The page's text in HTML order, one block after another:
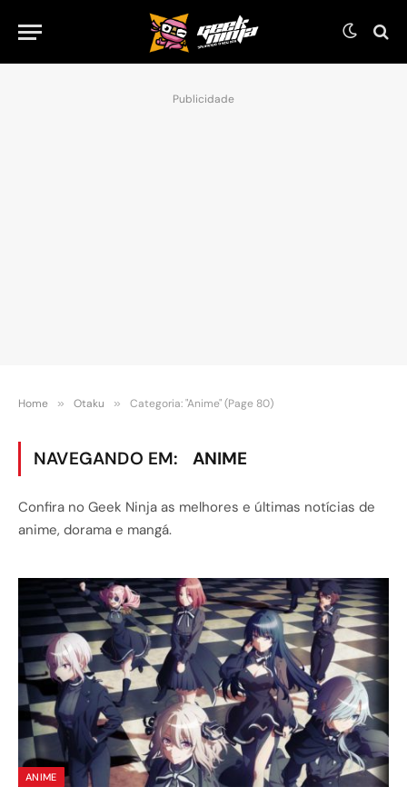
Publicidade
Home » Otaku » Categoria: "Anime" (Page 80)
NAVEGANDO EM: ANIME
Confira no Geek Ninja as melhores e últimas notícias de
anime, dorama e mangá.
ANIME